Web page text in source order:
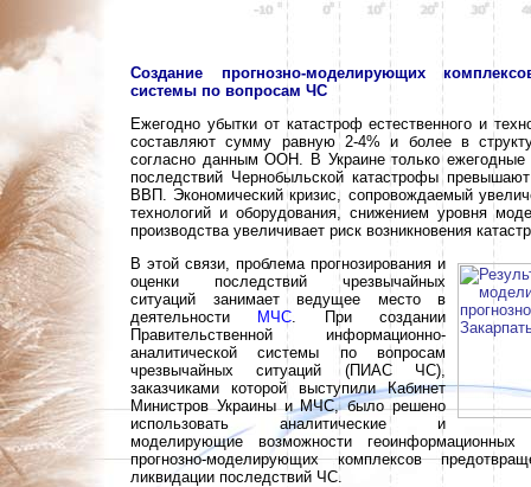
Создание прогнозно-моделирующих
системы по вопросам ЧС
Ежегодно убытки от катастроф естественного и
составляют сумму равную 2-4% и более в
согласно данным ООН. В Украине только ежегодные
последствий Чернобыльской катастрофы
ВВП. Экономический кризис, сопровождаемый
технологий и оборудования, снижением уровня
производства увеличивает риск возникновения
В этой связи, проблема прогнозирования и
оценки последствий чрезвычайных
ситуаций занимает ведущее место в
деятельности
МЧС. При создании
Правительственной информационно-
аналитической системы по вопросам
чрезвычайных ситуаций (ПИАС ЧС),
заказчиками которой выступили Кабинет
Министров Украины и МЧС, было решено
использовать аналитические и
моделирующие возможности
прогнозно-моделирующих комплексов
ликвидации последствий ЧС.